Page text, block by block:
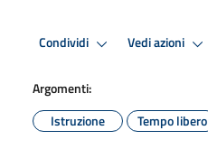
Condividi Vedi azioni
Argomenti:
Istruzione
Tempo libero